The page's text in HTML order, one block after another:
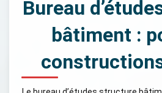
Bureau
bâtiment :